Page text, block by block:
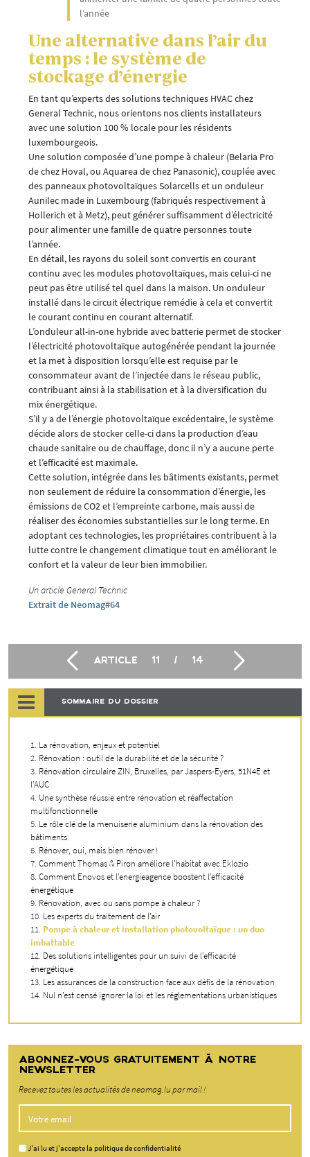
l’année
Une alternative dans l’air du
temps : le système de
stockage d’énergie
En tant qu’experts des solutions techniques HVAC chez
General Technic, nous orientons nos clients installateurs
avec une solution 100 % locale pour les résidents
luxembourgeois.
Une solution composée d’une pompe à chaleur (Belaria Pro
de chez Hoval, ou Aquarea de chez Panasonic), couplée avec
des panneaux photovoltaïques Solarcells et un onduleur
Aunilec made in Luxembourg (fabriqués respectivement à
Hollerich et à Metz), peut générer suffisamment d’électricité
pour alimenter une famille de quatre personnes toute
l’année.
En détail, les rayons du soleil sont convertis en courant
continu avec les modules photovoltaïques, mais celui-ci ne
peut pas être utilisé tel quel dans la maison. Un onduleur
installé dans le circuit électrique remédie à cela et convertit
le courant continu en courant alternatif.
L’onduleur all-in-one hybride avec batterie permet de stocker
l’électricité photovoltaïque autogénérée pendant la journée
et la met à disposition lorsqu’elle est requise par le
consommateur avant de l’injectée dans le réseau public,
contribuant ainsi à la stabilisation et à la diversification du
mix énergétique.
S’il y a de l’énergie photovoltaïque excédentaire, le système
décide alors de stocker celle-ci dans la production d’eau
chaude sanitaire ou de chauffage, donc il n’y a aucune perte
et l’efficacité est maximale.
Cette solution, intégrée dans les bâtiments existants, permet
non seulement de réduire la consommation d’énergie, les
émissions de CO2 et l’empreinte carbone, mais aussi de
réaliser des économies substantielles sur le long terme. En
adoptant ces technologies, les propriétaires contribuent à la
lutte contre le changement climatique tout en améliorant le
confort et la valeur de leur bien immobilier.
Un article General Technic
Extrait de Neomag#64
ARTICLE 11 / 14
SOMMAIRE DU DOSSIER
La rénovation, enjeux et potentiel
Rénovation : outil de la durabilité et de la sécurité ?
Rénovation circulaire ZIN, Bruxelles, par Jaspers-Eyers, 51N4E et
l’AUC
Une synthèse réussie entre rénovation et réaffectation
multifonctionnelle
Le rôle clé de la menuiserie aluminium dans la rénovation des
bâtiments
Rénover, oui, mais bien rénover !
Comment Thomas & Piron améliore l’habitat avec Eklozio
Comment Enovos et l’energieagence boostent l’efficacité
énergétique
Rénovation, avec ou sans pompe à chaleur ?
Les experts du traitement de l’air
Pompe à chaleur et installation photovoltaïque : un duo
imbattable
Des solutions intelligentes pour un suivi de l’efficacité
énergétique
Les assurances de la construction face aux défis de la rénovation
Nul n’est censé ignorer la loi et les réglementations urbanistiques
ABONNEZ-VOUS GRATUITEMENT À NOTRE
NEWSLETTER
Recevez toutes les actualités de neomag.lu par mail !
J'ai lu et j'accepte la politique de confidentialité